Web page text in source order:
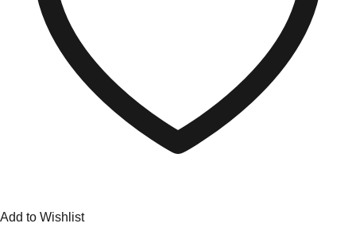
Add to Wishlist